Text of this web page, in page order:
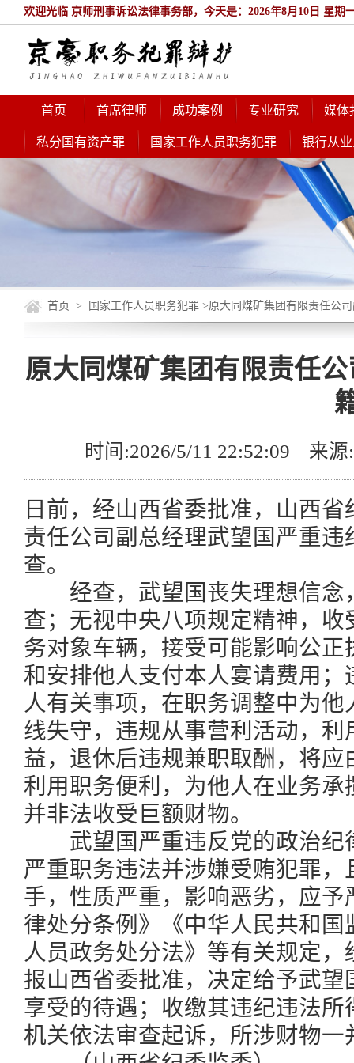
欢迎光临 京师刑事诉讼法律事务部，今天是：2026年8月10日 星期
首页 首席律师 成功案例 专业研究 媒体
私分国有资产罪 国家工作人员职务犯罪 银行从
首页 > 国家工作人员职务犯罪 >原大同煤矿集团有限责任公
原大同煤矿集团有限责任
时间:2026/5/11 22:52:09 来
日前，经山西省委批准，山西
责任公司副总经理武望国严重
查。
经查，武望国丧失理想信念
查；无视中央八项规定精神，
务对象车辆，接受可能影响公
和安排他人支付本人宴请费用
人有关事项，在职务调整中为
线失守，违规从事营利活动，
益，退休后违规兼职取酬，将
利用职务便利，为他人在业务
并非法收受巨额财物。
武望国严重违反党的政治纪
严重职务违法并涉嫌受贿犯罪
手，性质严重，影响恶劣，应
律处分条例》《中华人民共和
人员政务处分法》等有关规定
报山西省委批准，决定给予武
享受的待遇；收缴其违纪违法
机关依法审查起诉，所涉财物一